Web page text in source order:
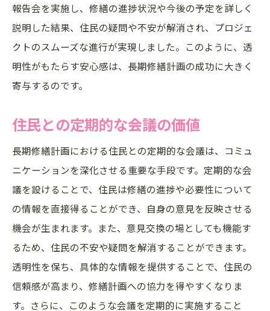
報告会を実施し、修繕の進捗状況や今後の予定を詳しく
説明した結果、住民の疑問や不安が解消され、プロジェ
クトのスムーズな進行が実現しました。このように、透
明性がもたらす安心感は、長期修繕計画の成功に大きく
寄与するのです。
住民との定期的な会議の価値
長期修繕計画における住民との定期的な会議は、コミュ
ニケーションを深化させる重要な手段です。定期的な会
議を設けることで、住民は修繕の進捗や必要性について
の情報を直接得ることができ、自身の意見を反映させる
機会が生まれます。また、意見交換の場としても機能す
るため、住民の不安や疑問を解消することができます。
透明性を保ち、具体的な情報を提供することで、住民の
信頼感が高まり、修繕計画への協力を得やすくなりま
す。さらに、このような会議を定期的に実施すること